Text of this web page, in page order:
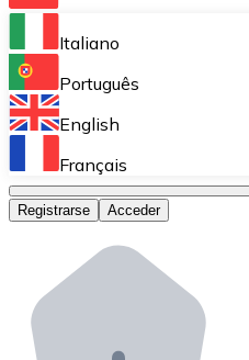
Bitnovo Ramp
Integra nuestra
Bitnovo Giftcards
Bitnovo OTC
Bitnovo ATM
Integra un ATM
Bitnovo API
Italiano
Português
English
Français
Registrarse Acceder